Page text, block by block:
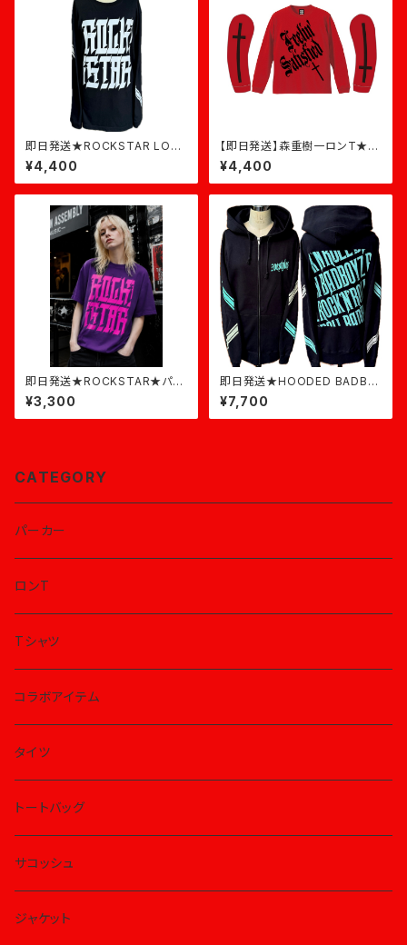
即日発送★ROCKSTAR LON
G(ライン)★黒×白
¥4,400
【即日発送】森重樹一ロンT★赤
×黒
¥4,400
即日発送★ROCKSTAR★パー
プル×ピンク
¥3,300
即日発送★HOODED BADBO
YZ ROCK★黒×ミント
¥7,700
CATEGORY
パーカー
ロンT
Tシャツ
コラボアイテム
タイツ
トートバッグ
サコッシュ
ジャケット